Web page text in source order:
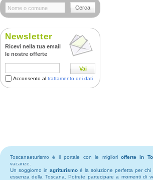
Cerca
Newsletter
Ricevi nella tua email
le nostre offerte
Vai
Acconsento al trattamento dei dati
Toscanaeturismo è il portale con le migliori offerte in
vacanze.
Un soggiorno in agriturismo è la soluzione perfetta per chi
essenza della Toscana. Potrete partecipare a momenti di